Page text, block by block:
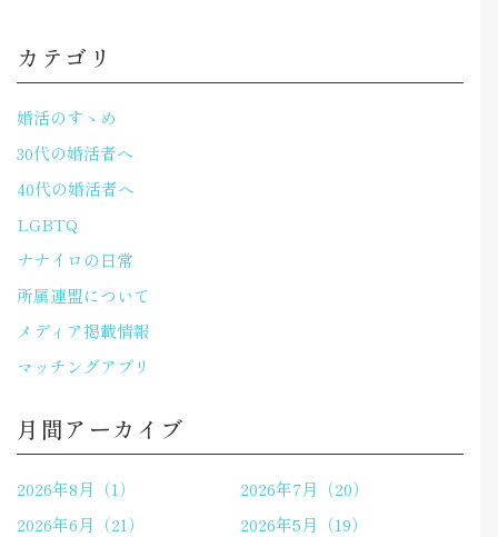
カテゴリ
婚活のすゝめ
30代の婚活者へ
40代の婚活者へ
LGBTQ
ナナイロの日常
所属連盟について
メディア掲載情報
マッチングアプリ
月間アーカイブ
2026年8月（1）
2026年7月（20）
2026年6月（21）
2026年5月（19）